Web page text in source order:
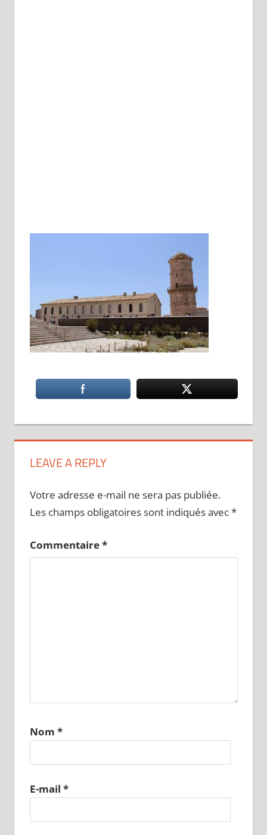
LEAVE A REPLY
Votre adresse e-mail ne sera pas publiée.
Les champs obligatoires sont indiqués avec*
Commentaire*
Nom *
E-mail *